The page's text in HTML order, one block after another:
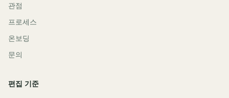
관점
프로세스
온보딩
문의
편집 기준